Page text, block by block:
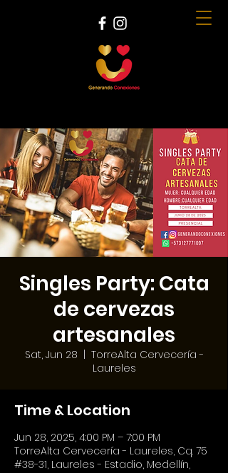
Singles Party: Cata
de cervezas
artesanales
Sat, Jun 28
TorreAlta Cervecería -
Laureles
Time & Location
Jun 28, 2025, 4:00 PM – 7:00 PM
TorreAlta Cervecería - Laureles, Cq. 75
#38-31, Laureles - Estadio, Medellín,